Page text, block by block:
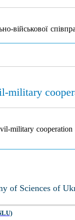
військової
military
military cooperation
of Sciences of